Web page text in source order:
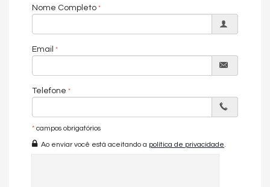
Nome Completo
Email
Telefone
* campos obrigatórios
Ao enviar você está aceitando a política de privacidade